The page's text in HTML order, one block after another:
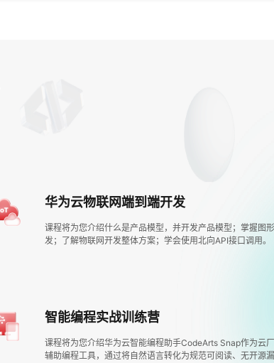
华为云物联网端到端开发
课程将为您介绍什么是产品模型，并开发产品模型；掌握图
发；了解物联网开发整体方案；学会使用北向API接口调用。
智能编程实战训练营
课程将为您介绍华为云智能编程助手CodeArts Snap作为云
辅助编程工具，通过将自然语言转化为规范可阅读、无开源